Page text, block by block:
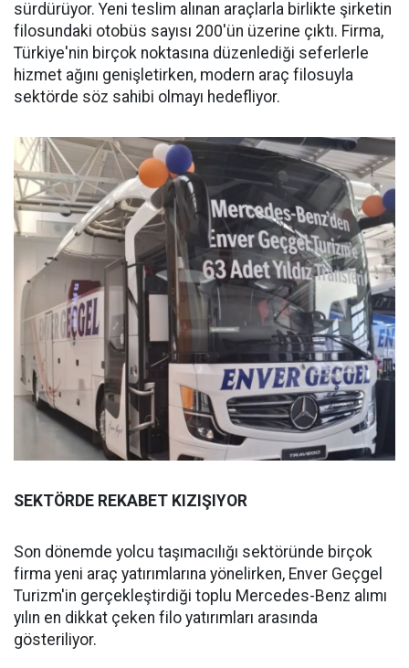
sürdürüyor. Yeni teslim alınan araçlarla birlikte şirketin
filosundaki otobüs sayısı 200'ün üzerine çıktı. Firma,
Türkiye'nin birçok noktasına düzenlediği seferlerle
hizmet ağını genişletirken, modern araç filosuyla
sektörde söz sahibi olmayı hedefliyor.
SEKTÖRDE REKABET KIZIŞIYOR
Son dönemde yolcu taşımacılığı sektöründe birçok
firma yeni araç yatırımlarına yönelirken, Enver Geçgel
Turizm'in gerçekleştirdiği toplu Mercedes-Benz alımı
yılın en dikkat çeken filo yatırımları arasında
gösteriliyor.